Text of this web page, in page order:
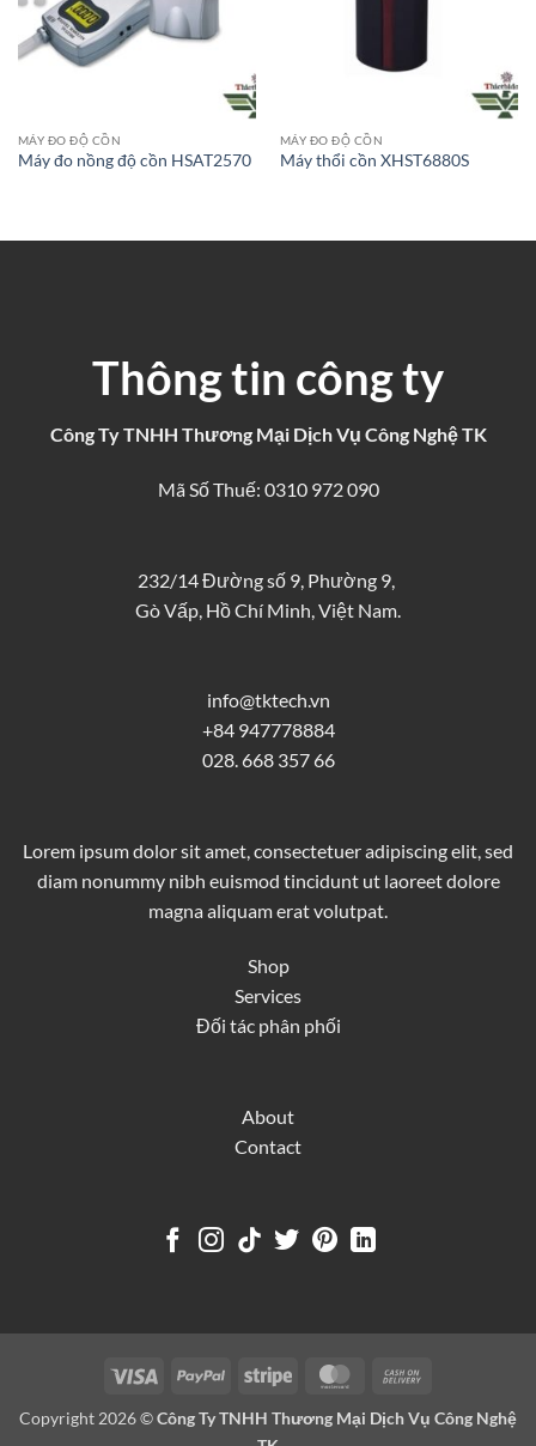
MÁY ĐO ĐỘ CỒN
Máy đo nồng độ cồn HSAT2570
MÁY ĐO ĐỘ CỒN
Máy thổi cồn XHST6880S
Thông tin công ty
Công Ty TNHH Thương Mại Dịch Vụ Công Nghệ TK
Mã Số Thuế: 0310 972 090
232/14 Đường số 9, Phường 9,
Gò Vấp, Hồ Chí Minh, Việt Nam.
info@tktech.vn
+84 947778884
028. 668 357 66
Lorem ipsum dolor sit amet, consectetuer adipiscing elit, sed
diam nonummy nibh euismod tincidunt ut laoreet dolore
magna aliquam erat volutpat.
Shop
Services
Đối tác phân phối
About
Contact
Visa PayPal Stripe MasterCard
Delivery
Copyright 2026 ©Công Ty TNHH Thương Mại Dịch Vụ Công Nghệ